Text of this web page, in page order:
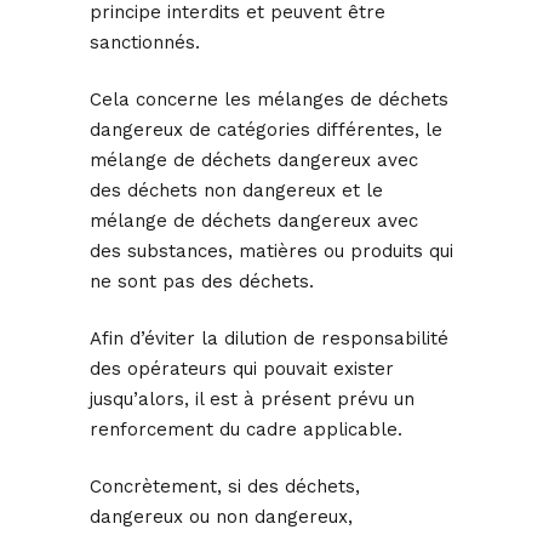
principe interdits et peuvent être
sanctionnés.
Cela concerne les mélanges de déchets
dangereux de catégories différentes, le
mélange de déchets dangereux avec
des déchets non dangereux et le
mélange de déchets dangereux avec
des substances, matières ou produits qui
ne sont pas des déchets.
Afin d’éviter la dilution de responsabilité
des opérateurs qui pouvait exister
jusqu’alors, il est à présent prévu un
renforcement du cadre applicable.
Concrètement, si des déchets,
dangereux ou non dangereux,